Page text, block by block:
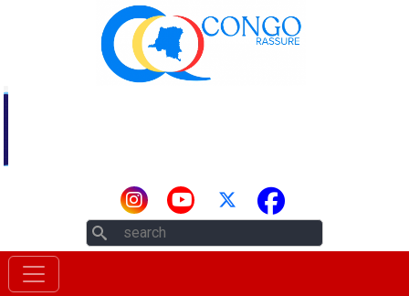
Aller au contenu principal